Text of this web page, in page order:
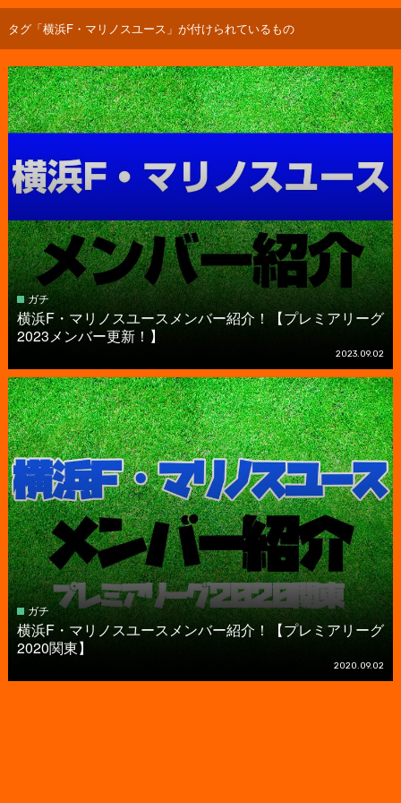
タグ「横浜F・マリノスユース」が付けられているもの
ガチ
横浜F・マリノスユースメンバー紹介！【プレミアリーグ
2023メンバー更新！】
2023.09.02
ガチ
横浜F・マリノスユースメンバー紹介！【プレミアリーグ
2020関東】
2020.09.02